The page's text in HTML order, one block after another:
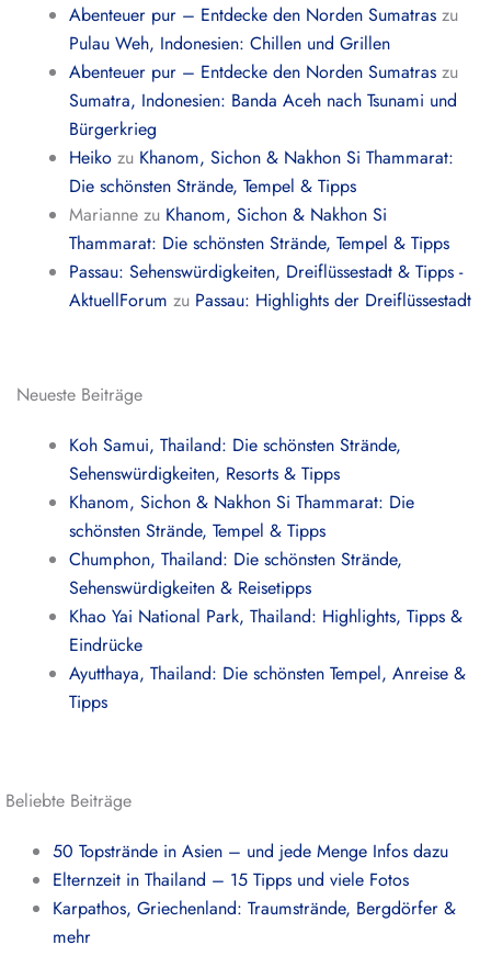
Abenteuer pur – Entdecke den Norden Sumatras zu
Pulau Weh, Indonesien: Chillen und Grillen
Abenteuer pur – Entdecke den Norden Sumatras zu
Sumatra, Indonesien: Banda Aceh nach Tsunami und
Bürgerkrieg
Heiko zu Khanom, Sichon & Nakhon Si Thammarat:
Die schönsten Strände, Tempel & Tipps
Marianne zu Khanom, Sichon & Nakhon Si
Thammarat: Die schönsten Strände, Tempel & Tipps
Passau: Sehenswürdigkeiten, Dreiflüssestadt & Tipps -
AktuellForum zu Passau: Highlights der Dreiflüssestadt
Neueste Beiträge
Koh Samui, Thailand: Die schönsten Strände,
Sehenswürdigkeiten, Resorts & Tipps
Khanom, Sichon & Nakhon Si Thammarat: Die
schönsten Strände, Tempel & Tipps
Chumphon, Thailand: Die schönsten Strände,
Sehenswürdigkeiten & Reisetipps
Khao Yai National Park, Thailand: Highlights, Tipps &
Eindrücke
Ayutthaya, Thailand: Die schönsten Tempel, Anreise &
Tipps
Beliebte Beiträge
50 Topstrände in Asien – und jede Menge Infos dazu
Elternzeit in Thailand – 15 Tipps und viele Fotos
Karpathos, Griechenland: Traumstrände, Bergdörfer &
mehr